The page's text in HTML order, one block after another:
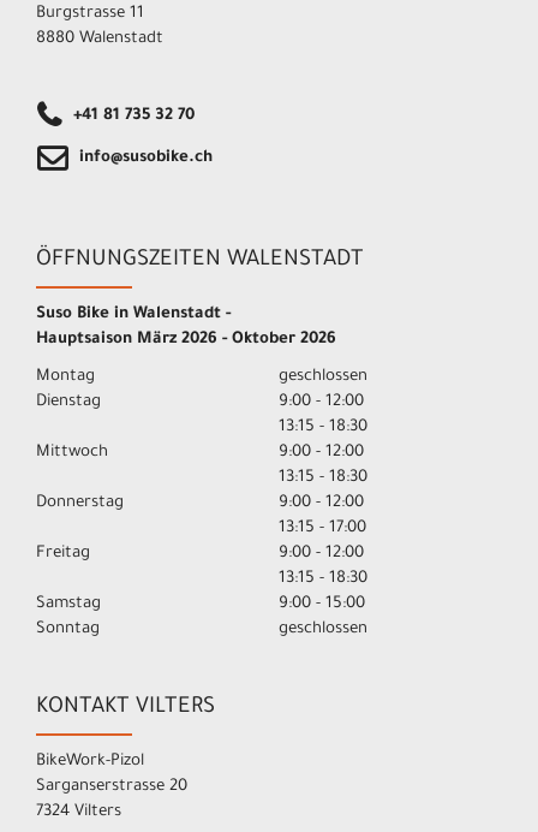
Burgstrasse 11
8880 Walenstadt
+41 81 735 32 70
info@susobike.ch
ÖFFNUNGSZEITEN WALENSTADT
Suso Bike in Walenstadt -
Hauptsaison März 2026 - Oktober 2026
Montag
geschlossen
Dienstag
9:00 - 12:00
13:15 - 18:30
Mittwoch
9:00 - 12:00
13:15 - 18:30
Donnerstag
9:00 - 12:00
13:15 - 17:00
Freitag
9:00 - 12:00
13:15 - 18:30
Samstag
9:00 - 15:00
Sonntag
geschlossen
KONTAKT VILTERS
BikeWork-Pizol
Sarganserstrasse 20
7324 Vilters